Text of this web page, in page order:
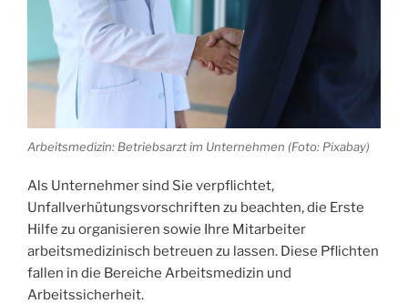
Arbeitsmedizin: Betriebsarzt im Unternehmen (Foto: Pixabay)
Als Unternehmer sind Sie verpflichtet,
Unfallverhütungsvorschriften zu beachten, die Erste
Hilfe zu organisieren sowie Ihre Mitarbeiter
arbeitsmedizinisch betreuen zu lassen. Diese Pflichten
fallen in die Bereiche Arbeitsmedizin und
Arbeitssicherheit.